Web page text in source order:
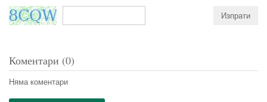
Коментари (0)
Няма коментари